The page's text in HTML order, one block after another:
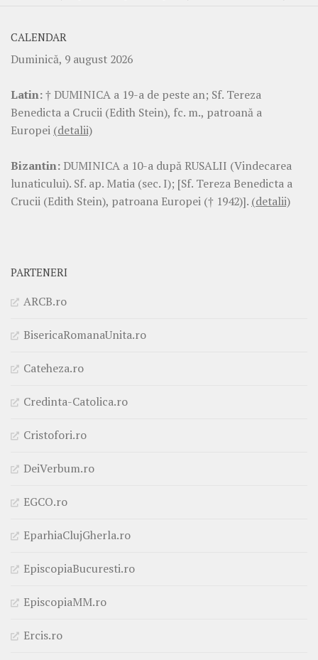
CALENDAR
Duminică, 9 august 2026
Latin:† DUMINICA a 19-a de peste an; Sf. Tereza
Benedicta a Crucii (Edith Stein), fc. m., patroană a
Europei (detalii)
Bizantin: DUMINICA a 10-a după RUSALII (Vindecarea
lunaticului). Sf. ap. Matia (sec. I); [Sf. Tereza Benedicta a
Crucii (Edith Stein), patroana Europei († 1942)]. (detalii)
PARTENERI
ARCB.ro
BisericaRomanaUnita.ro
Cateheza.ro
Credinta-Catolica.ro
Cristofori.ro
DeiVerbum.ro
EGCO.ro
EparhiaClujGherla.ro
EpiscopiaBucuresti.ro
EpiscopiaMM.ro
Ercis.ro